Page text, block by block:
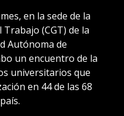
en la sede de la
(CGT) de la
Autónoma de
un encuentro de la
universitarios que
en 44 de las 68